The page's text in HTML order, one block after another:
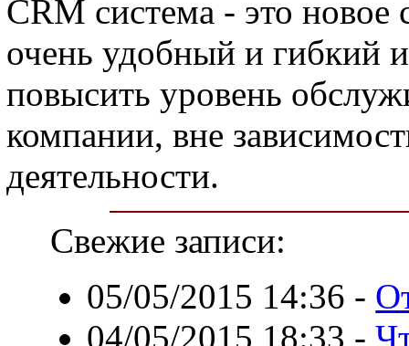
CRM система - это новое
очень удобный и гибкий
повысить уровень
компании, вне
деятельности.
Свежие записи:
05/05/2015 14:36 -
04/05/2015 18:33 -